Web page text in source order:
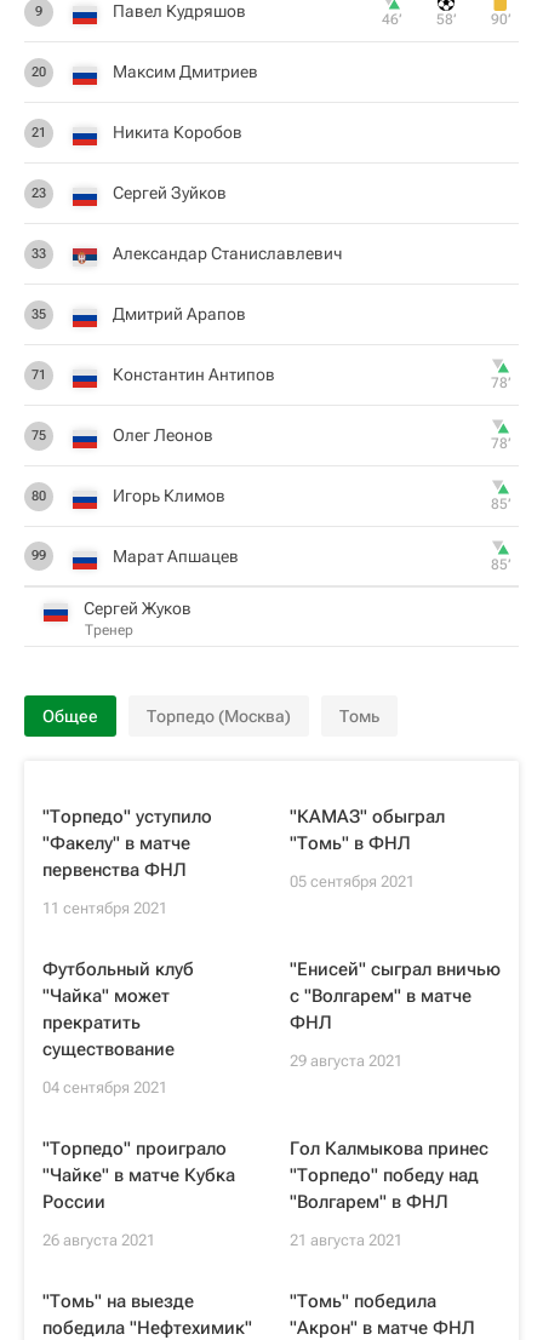
9 Павел Кудряшов 46‎’‎ 58‎’‎ 90‎’‎
20 Максим Дмитриев
21 Никита Коробов
23 Сергей Зуйков
33 Александар Станиславлевич
35 Дмитрий Арапов
71 Константин Антипов 78‎’‎
75 Олег Леонов 78‎’‎
80 Игорь Климов 85‎’‎
99 Марат Апшацев 85‎’‎
Сергей Жуков
Тренер
Общее Торпедо (Москва) Томь
"Торпедо" уступило
"Факелу" в матче
первенства ФНЛ
11 сентября 2021
"КАМАЗ" обыграл
"Томь" в ФНЛ
05 сентября 2021
Футбольный клуб
"Чайка" может
прекратить
существование
04 сентября 2021
"Енисей" сыграл вничью
с "Волгарем" в матче
ФНЛ
29 августа 2021
"Торпедо" проиграло
"Чайке" в матче Кубка
России
26 августа 2021
Гол Калмыкова принес
"Торпедо" победу над
"Волгарем" в ФНЛ
21 августа 2021
"Томь" на выезде
победила "Нефтехимик"
"Томь" победила
"Акрон" в матче ФНЛ